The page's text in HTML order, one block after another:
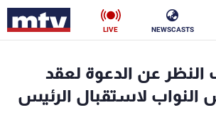
NEWSCASTS
LIVE
النظر عن الدعوة لعقد
لاستقبال الرئيس